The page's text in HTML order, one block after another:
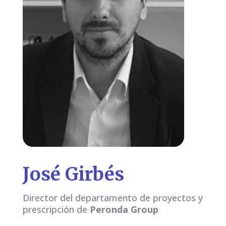
José Girbés
Director del departamento de proyectos y
prescripción de Peronda Group